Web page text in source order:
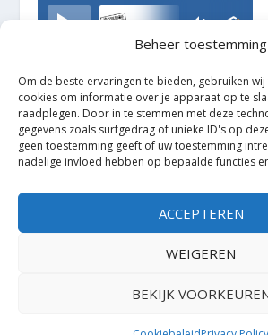
Beheer toestemming
Om de beste ervaringen te bieden, gebruiken
cookies om informatie over je apparaat op te
raadplegen. Door in te stemmen met deze
gegevens zoals surfgedrag of unieke ID's op
geen toestemming geeft of uw toestemming
nadelige invloed hebben op bepaalde functies
ACCEPTEREN
WEIGEREN
BEKIJK
TrudoFM
Elegant Themes|